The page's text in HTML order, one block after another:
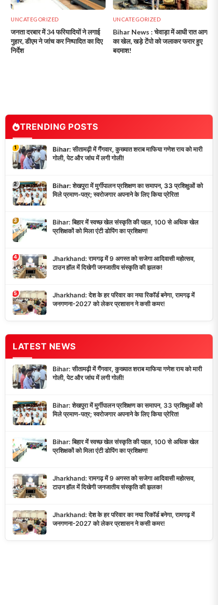
UNCATEGORIZED
जनता दरबार में 34 फरियादियों ने लगाई
गुहार, डीएम ने जांच कर निष्पादित का दिए
निर्देश
UNCATEGORIZED
Bihar News : चेवाड़ा में आधी रात आग
का खेल, खड़े टेंपो को जलाकर फरार हुए
बदमाश!
TRENDING POSTS
1
Bihar: सीतामढ़ी में गैंगवार, कुख्यात शराब माफिया गणेश राय को मारी
गोली, पेट और जांघ में लगी गोली!
2
Bihar: शेखपुरा में मुर्गीपालन प्रशिक्षण का समापन, 33 प्रशिक्षुओं को
मिले प्रमाण-पत्र; स्वरोजगार अपनाने के लिए किया प्रेरित!
3
Bihar: बिहार में स्वच्छ खेल संस्कृति की पहल, 100 से अधिक खेल
प्रशिक्षकों को मिला एंटी डोपिंग का प्रशिक्षण!
4
Jharkhand: रामगढ़ में 9 अगस्त को सजेगा आदिवासी महोत्सव,
टाउन हॉल में दिखेगी जनजातीय संस्कृति की झलक!
5
Jharkhand: देश के हर परिवार का नया रिकॉर्ड बनेगा, रामगढ़ में
जनगणना-2027 को लेकर प्रशासन ने कसी कमर!
LATEST NEWS
Bihar: सीतामढ़ी में गैंगवार, कुख्यात शराब माफिया गणेश राय को मारी
गोली, पेट और जांघ में लगी गोली!
Bihar: शेखपुरा में मुर्गीपालन प्रशिक्षण का समापन, 33 प्रशिक्षुओं को
मिले प्रमाण-पत्र; स्वरोजगार अपनाने के लिए किया प्रेरित!
Bihar: बिहार में स्वच्छ खेल संस्कृति की पहल, 100 से अधिक खेल
प्रशिक्षकों को मिला एंटी डोपिंग का प्रशिक्षण!
Jharkhand: रामगढ़ में 9 अगस्त को सजेगा आदिवासी महोत्सव,
टाउन हॉल में दिखेगी जनजातीय संस्कृति की झलक!
Jharkhand: देश के हर परिवार का नया रिकॉर्ड बनेगा, रामगढ़ में
जनगणना-2027 को लेकर प्रशासन ने कसी कमर!